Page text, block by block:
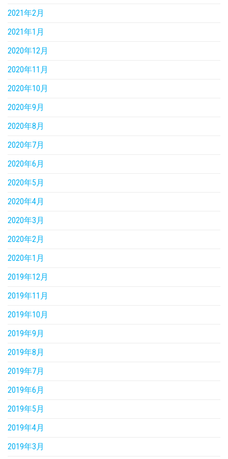
2021年2月
2021年1月
2020年12月
2020年11月
2020年10月
2020年9月
2020年8月
2020年7月
2020年6月
2020年5月
2020年4月
2020年3月
2020年2月
2020年1月
2019年12月
2019年11月
2019年10月
2019年9月
2019年8月
2019年7月
2019年6月
2019年5月
2019年4月
2019年3月